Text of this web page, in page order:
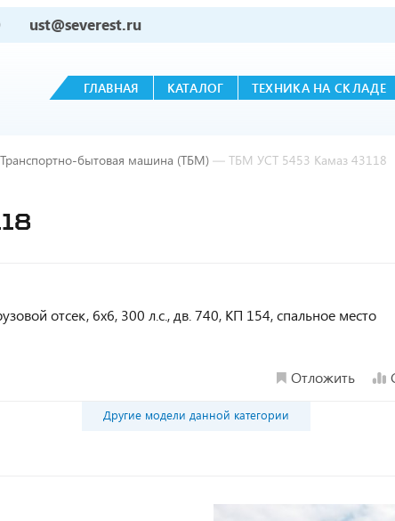
ust@severest.ru
ГЛАВНАЯ КАТАЛОГ ТЕХНИКА НА СКЛАДЕ
Транспортно-бытовая машина (ТБМ) — ТБМ УСТ 5453 Камаз 43118
отсек, 6х6, 300 л.с., дв. 740, КП 154, спальное место
Отложить
Другие модели данной категории